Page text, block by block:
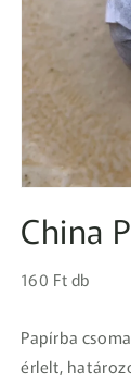
megnyitása
a
párbeszédpanelen
China
Normál
Egységár
160 Ft db
Papírba
érlelt,